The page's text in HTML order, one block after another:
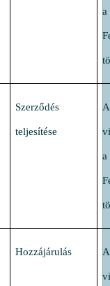
a
Szerződés
teljesítése
a
Hozzájárulás